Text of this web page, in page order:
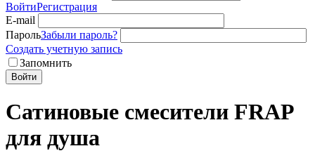
ВойтиРегистрация
E-mail
ПарольЗабыли пароль?
Создать учетную запись
Запомнить
Войти
Сатиновые смесители FRAP
для душа